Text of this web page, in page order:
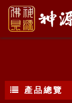
展場介紹
產品總覽